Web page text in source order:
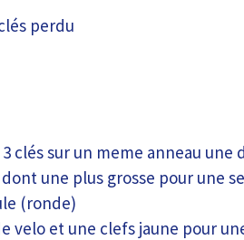
perdu
3 clés sur un meme anneau une
une plus grosse pour une
(ronde)
velo et une clefs jaune pour